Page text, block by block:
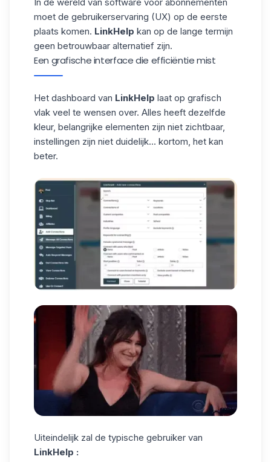
moet de gebruikerservaring (UX) op de eerste
plaats komen. LinkHelp kan op de lange termijn
geen betrouwbaar alternatief zijn.
Een grafische interface die efficiëntie mist
Het dashboard van LinkHelp laat op grafisch
vlak veel te wensen over. Alles heeft dezelfde
kleur, belangrijke elementen zijn niet zichtbaar,
instellingen zijn niet duidelijk... kortom, het kan
beter.
Uiteindelijk zal de typische gebruiker van
LinkHelp :